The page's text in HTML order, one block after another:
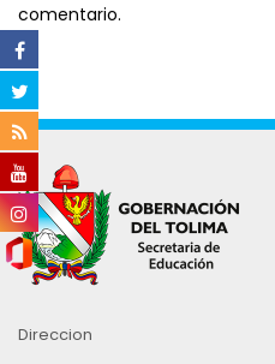
comentario.
Direccion